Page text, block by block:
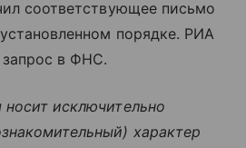
соответствующее письмо
порядке. РИА
в ФНС.
исключительно
характер